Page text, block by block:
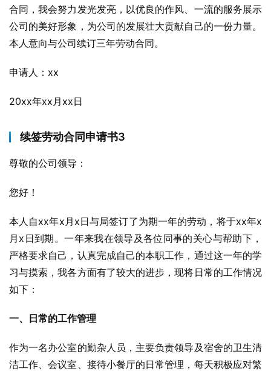
合同，我会努力发光发亮，以优良的作风、一流的服务展示
公司的美好形象，为公司的发展壮大贡献自己的一份力量。
本人意向与公司续订三年劳动合同。
申请人：xx
20xx年xx月xx日
续签劳动合同申请书3
尊敬的公司领导：
您好！
本人自xx年x月x日与局签订了为期一年的劳动，将于xx年x
月x日到期。一年来我在领导及各位同事的关心与帮助下，
严格要求自己，认真完成自己的本职工作，通过这一年的学
习与摸索，我各方面有了较大的进步，现将日常的工作情况
如下：
一、日常的工作管理
作为一名办公室的勤杂人员，主要负责领导及宿舍的卫生清
洁工作、会议室、接待小餐厅的日常管理，每天积极应对繁